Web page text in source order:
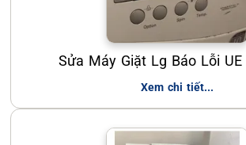
Sửa Máy Giặt Lg Báo Lỗi UE
Xem chi tiết...